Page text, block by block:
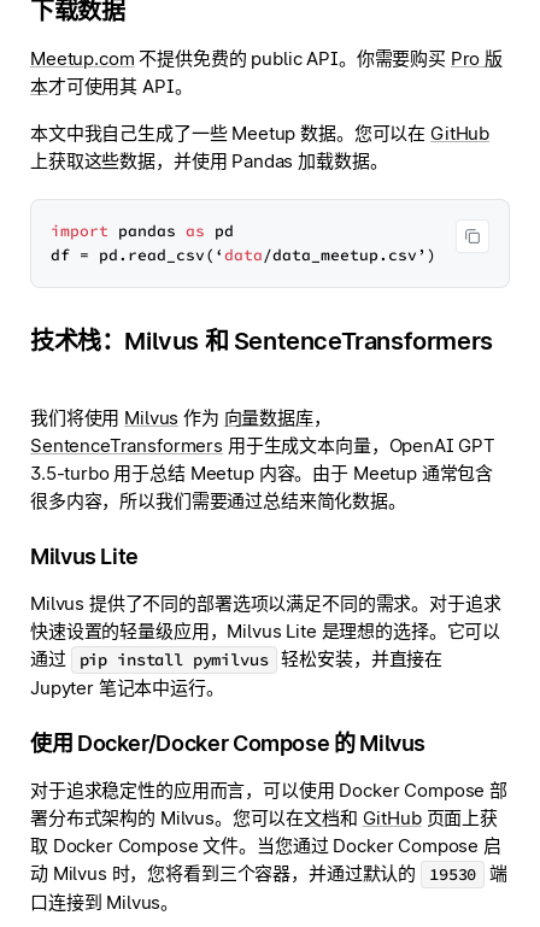
下载数据
Meetup.com 不提供免费的 public API。你需要购买 Pro 版
本才可使用其 API。
本文中我自己生成了一些 Meetup 数据。您可以在 GitHub
上获取这些数据，并使用 Pandas 加载数据。
import pandas as pd
df = pd.read_csv(‘data
技术栈：Milvus 和 SentenceTransformers
我们将使用 Milvus 作为 向量数据库，
SentenceTransformers 用于生成文本向量，OpenAI GPT
3.5-turbo 用于总结 Meetup 内容。由于 Meetup 通常包含
很多内容，所以我们需要通过总结来简化数据。
Milvus Lite
Milvus 提供了不同的部署选项以满足不同的需求。对于追求
快速设置的轻量级应用，Milvus Lite 是理想的选择。它可以
通过
pip install pymilvus 轻松安装，并直接在
Jupyter 笔记本中运行。
使用 Docker/Docker Compose 的 Milvus
对于追求稳定性的应用而言，可以使用 Docker Compose 部
署分布式架构的 Milvus。您可以在文档和 GitHub页面上获
取 Docker Compose 文件。当您通过 Docker Compose 启
动 Milvus 时，您将看到三个容器，并通过默认的
19530
端
口连接到 Milvus。